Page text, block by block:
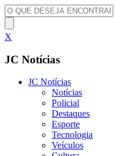
X
JC Notícias
JC Notícias
Notícias
Policial
Destaques
Esporte
Tecnologia
Veículos